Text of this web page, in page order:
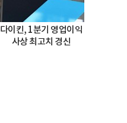
다이킨, 1분기 영업이익
사상 최고치 경신